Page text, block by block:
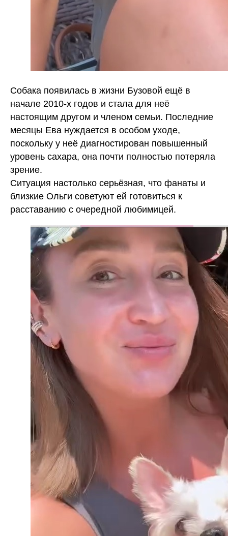
Собака появилась в жизни Бузовой ещё в
начале 2010-х годов и стала для неё
настоящим другом и членом семьи. Последние
месяцы Ева нуждается в особом уходе,
поскольку у неё диагностирован повышенный
уровень сахара, она почти полностью потеряла
зрение.
Ситуация настолько серьёзная, что фанаты и
близкие Ольги советуют ей готовиться к
расставанию с очередной любимицей.